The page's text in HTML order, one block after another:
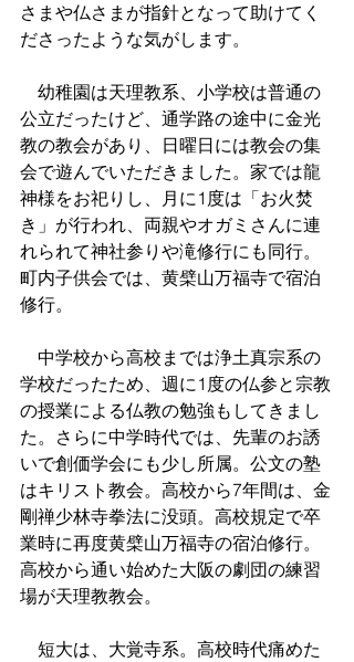
さまや仏さまが指針となって助けてく
ださったような気がします。
幼稚園は天理教系、小学校は普通の
公立だったけど、通学路の途中に金光
教の教会があり、日曜日には教会の集
会で遊んでいただきました。家では龍
神様をお祀りし、月に1度は「お火焚
き」が行われ、両親やオガミさんに連
れられて神社参りや滝修行にも同行。
町内子供会では、黄檗山万福寺で宿泊
修行。
中学校から高校までは浄土真宗系の
学校だったため、週に1度の仏参と宗教
の授業による仏教の勉強もしてきまし
た。さらに中学時代では、先輩のお誘
いで創価学会にも少し所属。公文の塾
はキリスト教会。高校から7年間は、金
剛禅少林寺拳法に没頭。高校規定で卒
業時に再度黄檗山万福寺の宿泊修行。
高校から通い始めた大阪の劇団の練習
場が天理教教会。
短大は、大覚寺系。高校時代痛めた